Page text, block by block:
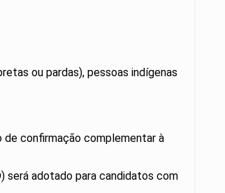
ou pardas), pessoas indígenas
de confirmação complementar à
será adotado para candidatos com